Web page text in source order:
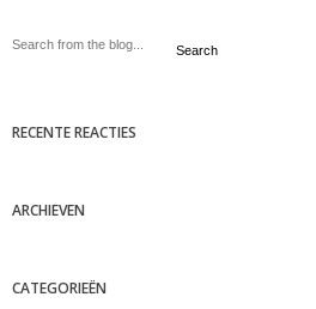
Search
RECENTE REACTIES
ARCHIEVEN
CATEGORIEËN